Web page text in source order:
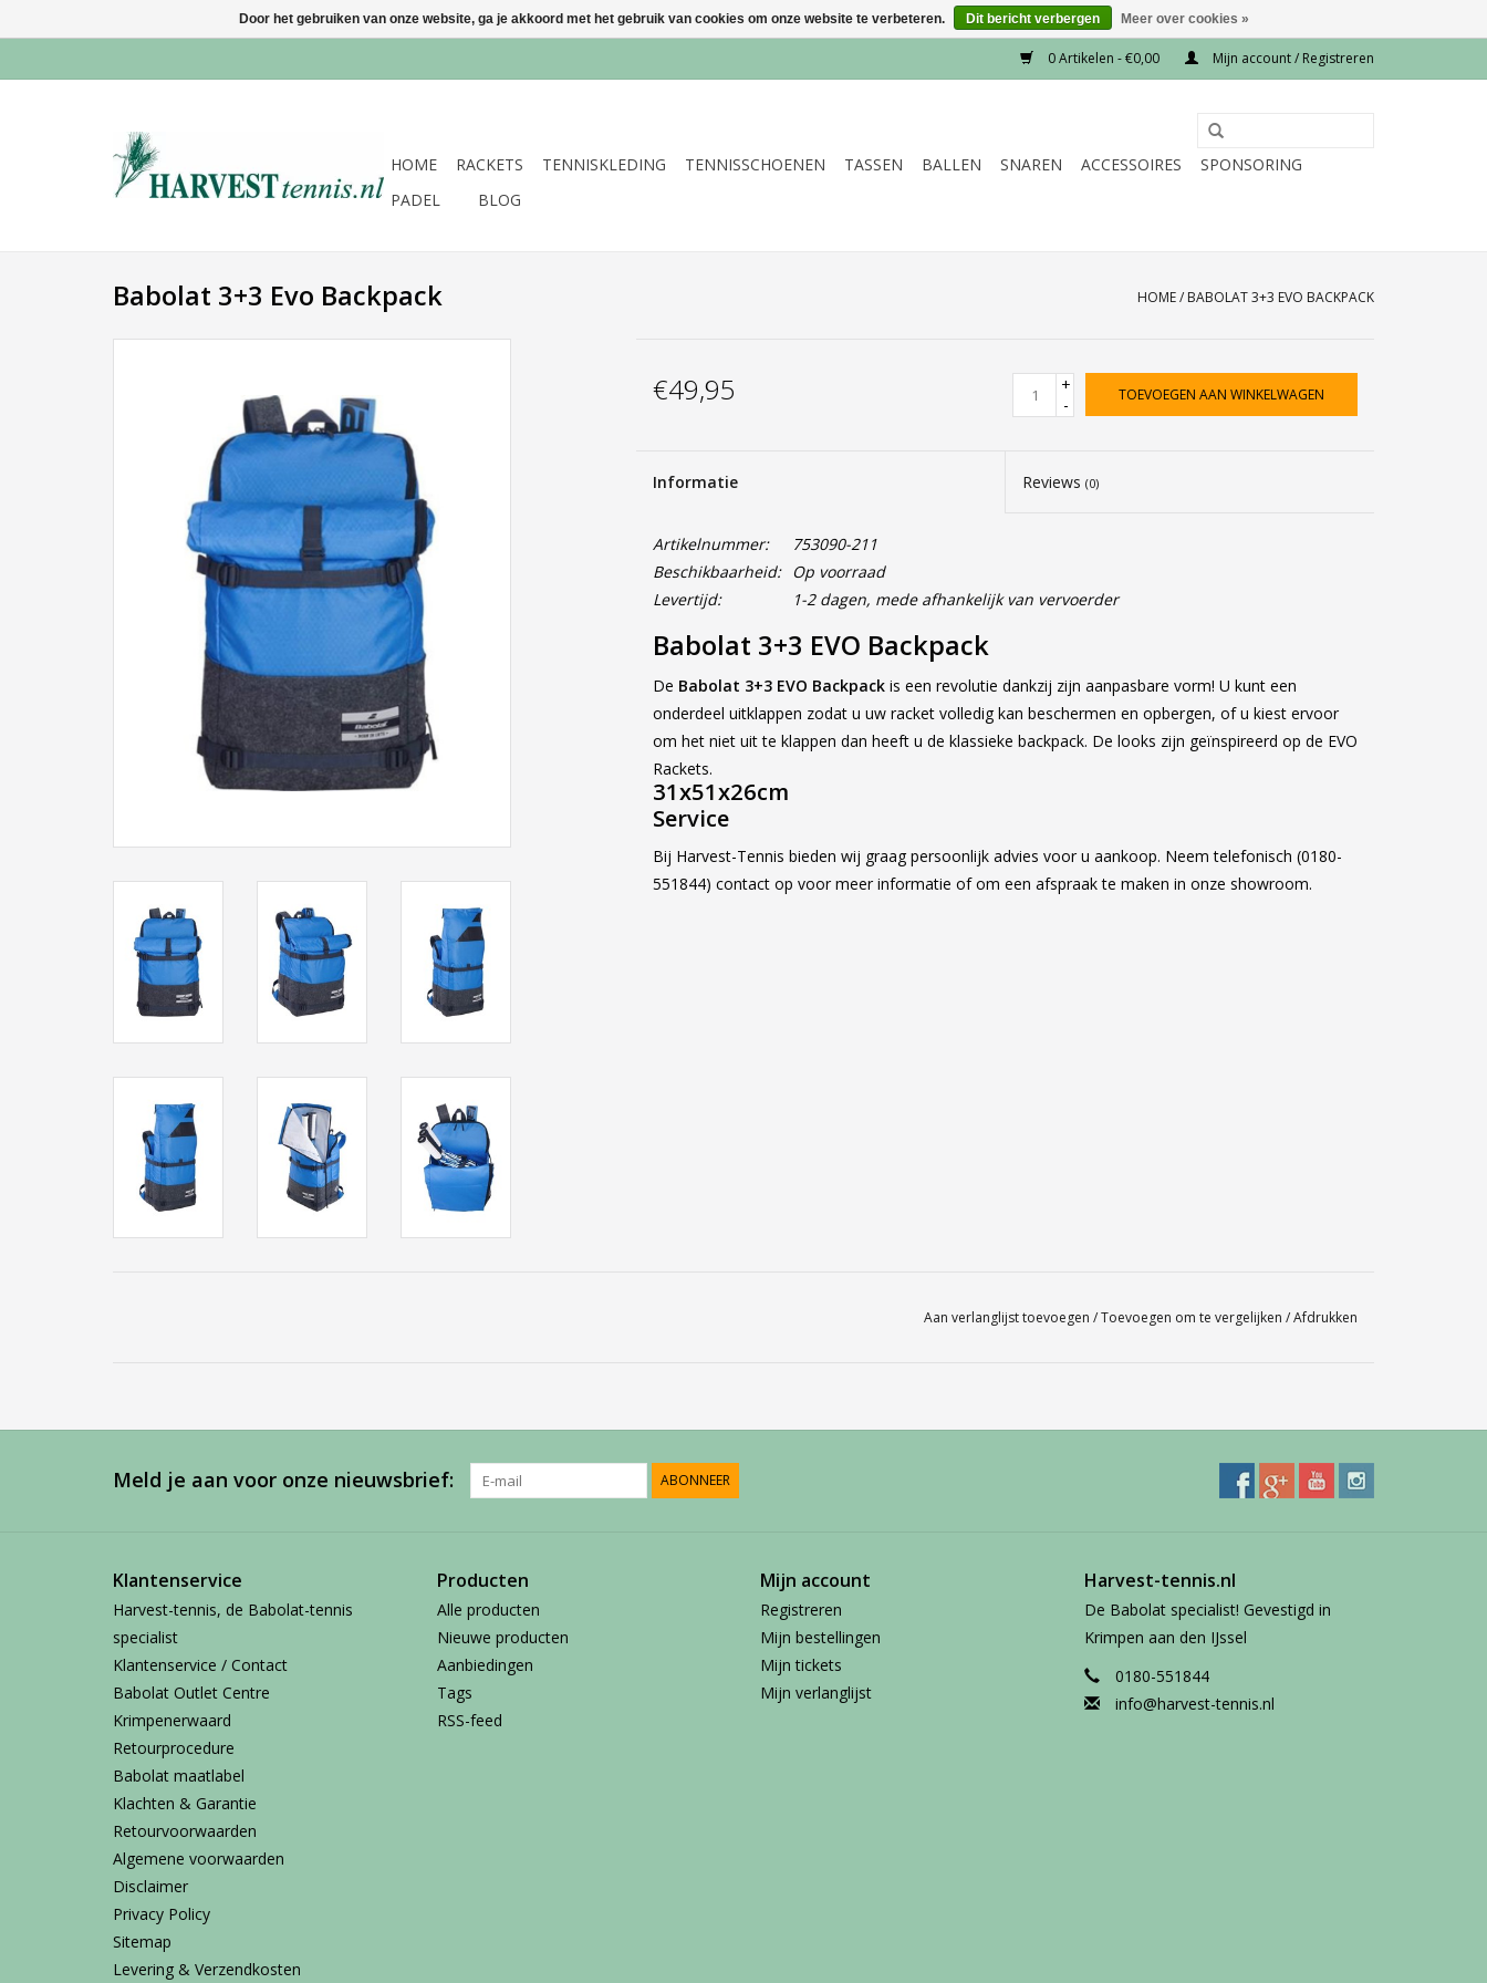
0 Artikelen - €0,00 Mijn account / Registreren
HOME RACKETS TENNISKLEDING TENNISSCHOENEN TASSEN BALLEN SNAREN ACCESSOIRES
SPONSORING
PADEL
BLOG
Babolat 3+3 Evo Backpack HOME/ BABOLAT 3+3 EVO BACKPACK
€49,95
+
-
TOEVOEGEN AAN WINKELWAGEN
Informatie Reviews(0)
Artikelnummer:
753090-211
Beschikbaarheid:
Op voorraad
Levertijd:
1-2 dagen, mede afhankelijk van vervoerder
Babolat 3+3 EVO Backpack
De Babolat 3+3 EVO Backpackis een revolutie dankzij zijn aanpasbare vorm! U kunt een
onderdeel uitklappen zodat u uw racket volledig kan beschermen en opbergen, of u kiest ervoor
om het niet uit te klappen dan heeft u de klassieke backpack. De looks zijn geïnspireerd op de EVO
Rackets.
31x51x26cm
Service
Bij Harvest-Tennis bieden wij graag persoonlijk advies voor u aankoop. Neem telefonisch (0180-
551844) contact op voor meer informatie of om een afspraak te maken in onze showroom.
Aan verlanglijst toevoegen /Toevoegen om te vergelijken /Afdrukken
Meld je aan voor onze nieuwsbrief: ABONNEER
Klantenservice
Harvest-tennis, de Babolat-tennis
specialist
Klantenservice / Contact
Babolat Outlet Centre
Krimpenerwaard
Retourprocedure
Babolat maatlabel
Klachten & Garantie
Retourvoorwaarden
Algemene voorwaarden
Disclaimer
Privacy Policy
Sitemap
Levering & Verzendkosten
Producten
Alle producten
Nieuwe producten
Aanbiedingen
Tags
RSS-feed
Mijn account
Registreren
Mijn bestellingen
Mijn tickets
Mijn verlanglijst
Harvest-tennis.nl
De Babolat specialist! Gevestigd in
Krimpen aan den IJssel
0180-551844
info@harvest-tennis.nl
Door het gebruiken van onze website, ga je akkoord met het gebruik van cookies om onze website te verbeteren. Dit bericht verbergen Meer over cookies »